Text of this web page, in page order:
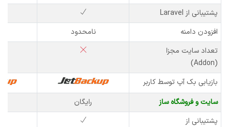
پشتیبانی از Laravel
افزودن دامنه
نامحدود
تعداد سایت مجزا
(Addon)
بازیابی بک آپ توسط کاربر
سایت و فروشگاه ساز
رایگان
پشتیبانی از